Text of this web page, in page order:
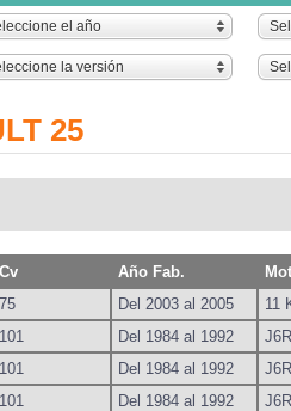
el año
la versión
25
Cv Año Fab.
75 Del 2003 al 2005 11
101 Del 1984 al 1992
101 Del 1984 al 1992
101 Del 1984 al 1992